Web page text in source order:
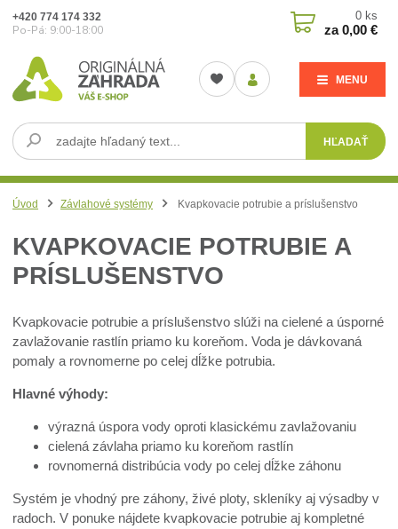
MENU
HĽADAŤ
+420 774 174 332
Po-Pá: 9:00-18:00
0 ks
za0,00 €
Úvod Závlahové systémy Kvapkovacie potrubie a príslušenstvo
KVAPKOVACIE POTRUBIE A
PRÍSLUŠENSTVO
Kvapkovacie potrubie a príslušenstvo slúži na cielené a úsporné
zavlažovanie rastlín priamo ku koreňom. Voda je dávkovaná
pomaly a rovnomerne po celej dĺžke potrubia.
Hlavné výhody:
výrazná úspora vody oproti klasickému zavlažovaniu
cielená závlaha priamo ku koreňom rastlín
rovnomerná distribúcia vody po celej dĺžke záhonu
Systém je vhodný pre záhony, živé ploty, skleníky aj výsadby v
radoch. V ponuke nájdete kvapkovacie potrubie aj kompletné